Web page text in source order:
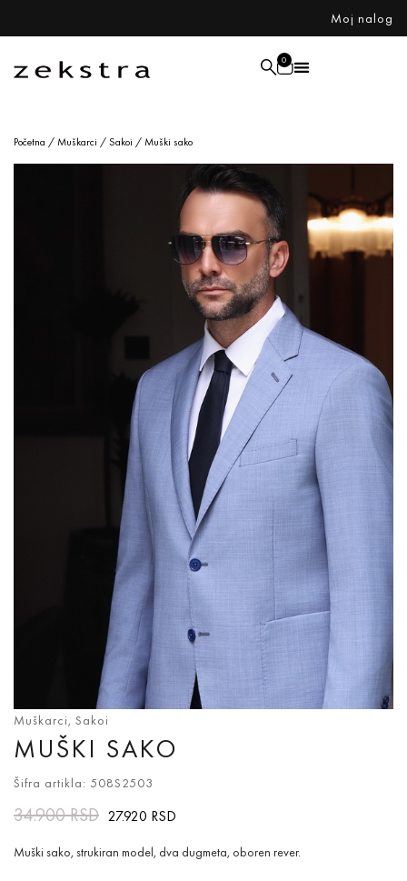
Moj nalog
0
Početna /Muškarci /Sakoi / Muški sako
Muškarci, Sakoi
MUŠKI SAKO
Šifra artikla: 508S2503
34.900RSD 27.920 RSD
Muški sako, strukiran model, dva dugmeta, oboren rever.